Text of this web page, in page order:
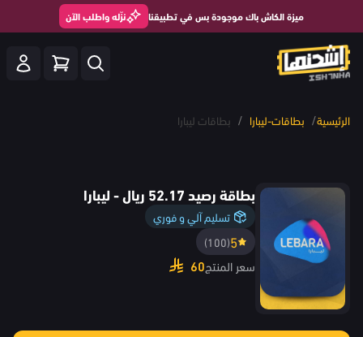
ميزة الكاش باك موجودة بس في تطبيقنا نزّله واطلب الآن
الرئيسية/ بطاقات-ليبارا / بطاقات ليبارا
بطاقة رصيد 52.17 ريال - ليبارا
تسليم آلي و فوري
5
(100)
سعر المنتج60